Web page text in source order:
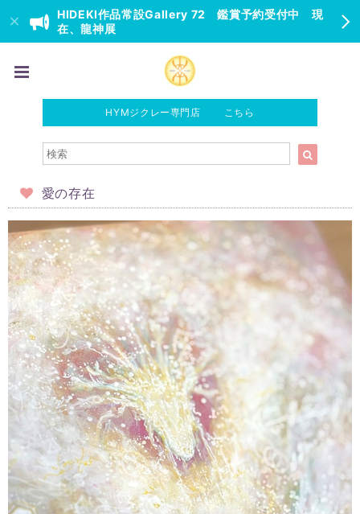
HIDEKI作品常設Gallery 72 鑑賞予約受付中 現
在、龍神展
HYMジクレー専門店 こちら
愛の存在